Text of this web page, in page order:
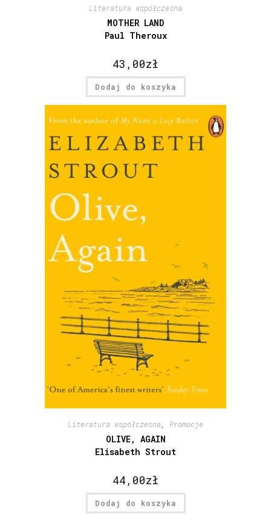
Literatura współczesna
MOTHER LAND
Paul Theroux
43,00zł
Dodaj do koszyka
Literatura współczesna Promocje
OLIVE, AGAIN
Elisabeth Strout
44,00zł
Dodaj do koszyka